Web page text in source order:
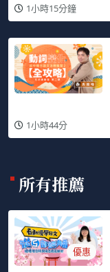
1小時15分鐘
1小時44分
所有推薦
優惠